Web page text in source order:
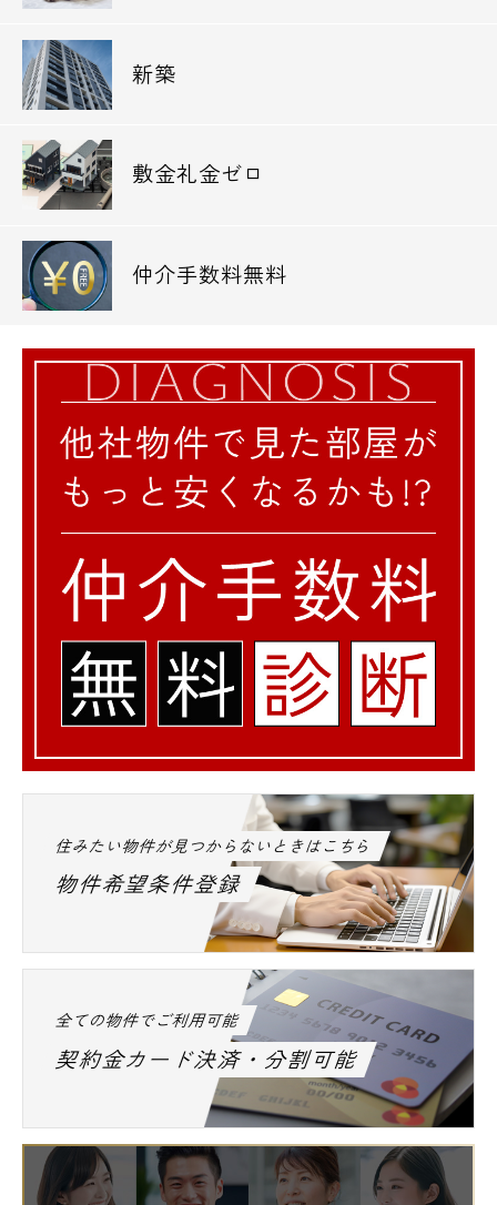
新築
敷金礼金ゼロ
仲介手数料無料
住みたい物件が見つからないときはこちら
物件希望条件登録
全ての物件でご利用可能
契約金カード決済・分割可能